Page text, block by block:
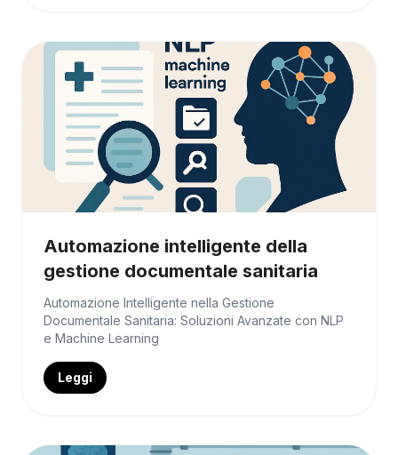
Automazione intelligente della
gestione documentale sanitaria
Automazione Intelligente nella Gestione
Documentale Sanitaria: Soluzioni Avanzate con NLP
e Machine Learning
Leggi